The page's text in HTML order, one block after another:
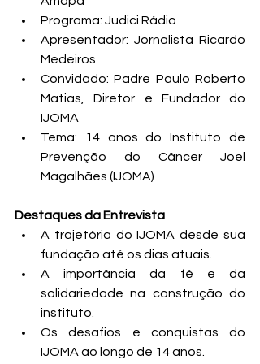
Programa: Judici Rádio
Apresentador: Jornalista Ricardo
Medeiros
Convidado: Padre Paulo Roberto
Matias, Diretor e Fundador do
IJOMA
Tema: 14 anos do Instituto de
Prevenção do Câncer Joel
Magalhães (IJOMA)
Destaques da Entrevista
A trajetória do IJOMA desde sua
fundação até os dias atuais.
A importância da fé e da
solidariedade na construção do
instituto.
Os desafios e conquistas do
IJOMA ao longo de 14 anos.